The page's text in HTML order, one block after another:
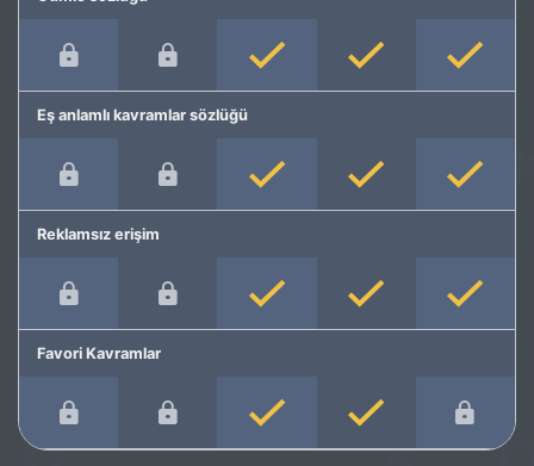
Eş anlamlı kavramlar sözlüğü
Reklamsız erişim
Favori Kavramlar